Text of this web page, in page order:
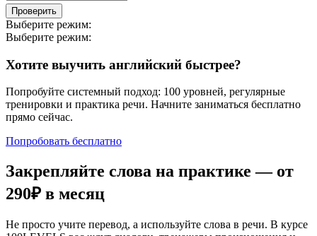
Проверить
Выберите режим:
Выберите режим:
Хотите выучить английский быстрее?
Попробуйте системный подход: 100 уровней, регулярные
тренировки и практика речи. Начните заниматься бесплатно
прямо сейчас.
Попробовать бесплатно
Закрепляйте слова на практике — от
290₽ в месяц
Не просто учите перевод, а используйте слова в речи. В курсе